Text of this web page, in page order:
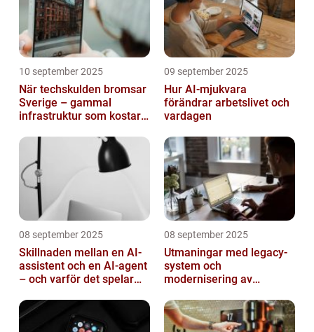
10 september 2025
När techskulden bromsar
Sverige – gammal
infrastruktur som kostar
09 september 2025
Hur AI-mjukvara
förändrar arbetslivet och
vardagen
08 september 2025
Skillnaden mellan en AI-
assistent och en AI-agent
– och varför det spelar
08 september 2025
Utmaningar med legacy-
system och
modernisering av